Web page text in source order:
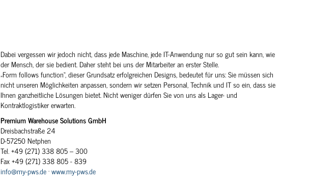
Dabei vergessen wir jedoch nicht, dass jede Maschine, jede IT-Anwendung nur so gut sein kann, wie
der Mensch, der sie bedient. Daher steht bei uns der Mitarbeiter an erster Stelle.
„Form follows function“, dieser Grundsatz erfolgreichen Designs, bedeutet für uns: Sie müssen sich
nicht unseren Möglichkeiten anpassen, sondern wir setzen Personal, Technik und IT so ein, dass sie
Ihnen ganzheitliche Lösungen bietet. Nicht weniger dürfen Sie von uns als Lager- und
Kontraktlogistiker erwarten.
Premium Warehouse Solutions GmbH
Dreisbachstraße 24
D-57250 Netphen
Tel. +49 (271) 338 805 – 300
Fax +49 (271) 338 805 - 839
info@my-pws.de·www.my-pws.de